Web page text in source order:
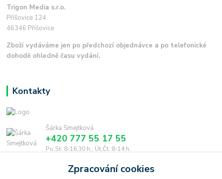
Trigon Media s.r.o.
Příšovice 124
46346 Příšovice
Zboží vydáváme jen po předchozí objednávce a po telefonické
dohodě ohledně času vydání.
Kontakty
Šárka Smejtková
+420 777 55 17 55
Po,St: 8-16.30 h., Út,Čt: 8-14 h.
smejtkova@trigonmedia.czZpracování cookies